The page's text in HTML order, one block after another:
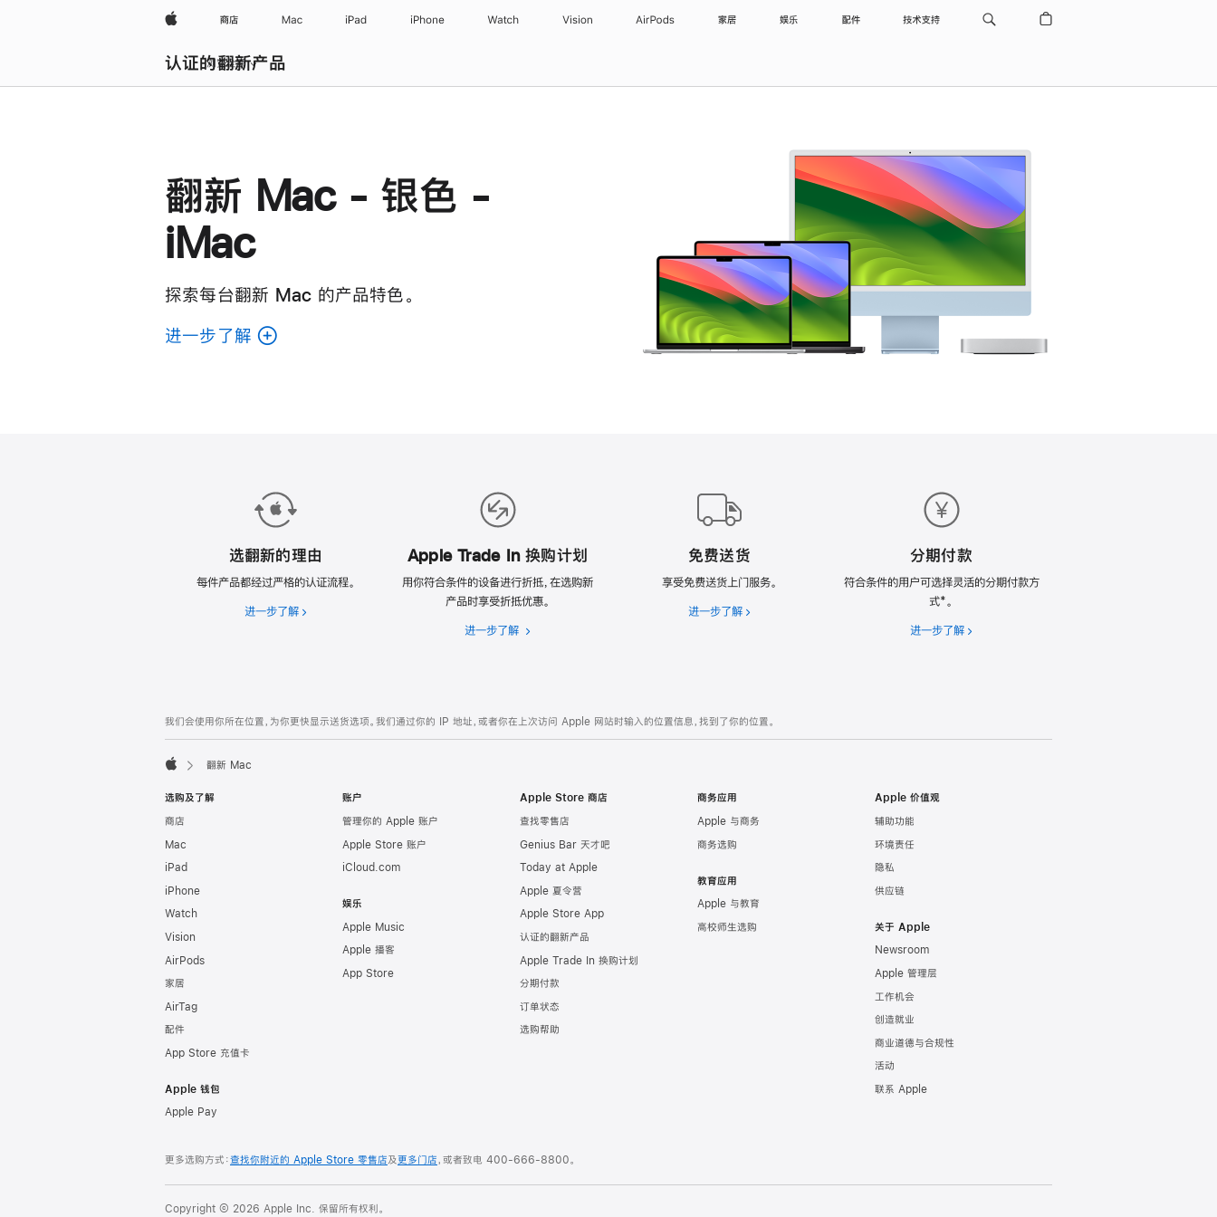
Apple 商店 Mac iPad iPhone Watch Vision AirPods 家居 娱乐 配件 技术支持
认证的翻新产品
浏览全部
翻新 Mac - 银色 -
iMac
探索每台翻新 Mac 的产品特色。
进一步了解
Mac。
选翻新的理由
每件产品都经过严格的认证流程。
进一步了解选
Apple Trade In 换购计划
用你符合条件的设备进行折抵，在选购新
产品时享受折抵优惠。
进一步了解 Apple
计
划
免费送货
享受免费送货上门服务。
进一步了解免
分期付款
符合条件的用户可选择灵活的分期付款方
式*。
进一步了解分
页
脚
注
我们会使用你所在位置，为你更快显示送货选项。我们通过你的 IP 地址，或者你在上次访问 Apple 网站时输入的位置信息，找到了你的位置。
翻新 Mac
选购及了解
商店
Mac
iPad
iPhone
Watch
Vision
AirPods
家居
AirTag
配件
App Store 充值卡
Apple 钱包
Apple Pay
账户
管理你的 Apple 账户
Apple Store 账户
iCloud.com
娱乐
Apple Music
Apple 播客
App Store
Apple Store 商店
查找零售店
Genius Bar 天才吧
Today at Apple
Apple 夏令营
Apple Store App
认证的翻新产品
Apple Trade In 换购计划
分期付款
订单状态
选购帮助
商务应用
Apple 与商务
商务选购
教育应用
Apple 与教育
高校师生选购
Apple 价值观
辅助功能
环境责任
隐私
供应链
关于 Apple
Newsroom
Apple 管理层
工作机会
创造就业
商业道德与合规性
活动
联系 Apple
更多选购方式：查找你附近的 Apple Store 零售店及更多门店，或者致电 400-666-8800。
Copyright © 2026 Apple Inc. 保留所有权利。